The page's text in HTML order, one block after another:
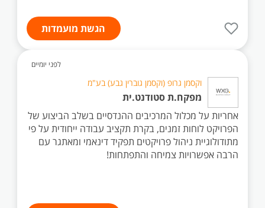
הגשת מועמדות
לפני יומיים
וקסמן גרופ (וקסמן גוברין גבע) בע"מ
מפקח.ת סטודנט.ית
אחריות על מכלול המרכיבים ההנדסיים בשלב הביצוע של
הפרויקט לוחות זמנים, בקרת תקציב עבודה ייחודית על פי
מתודולוגיית ניהול פרויקטים תפקיד דינאמי ומאתגר עם
הרבה אפשרויות צמיחה והתפתחות!